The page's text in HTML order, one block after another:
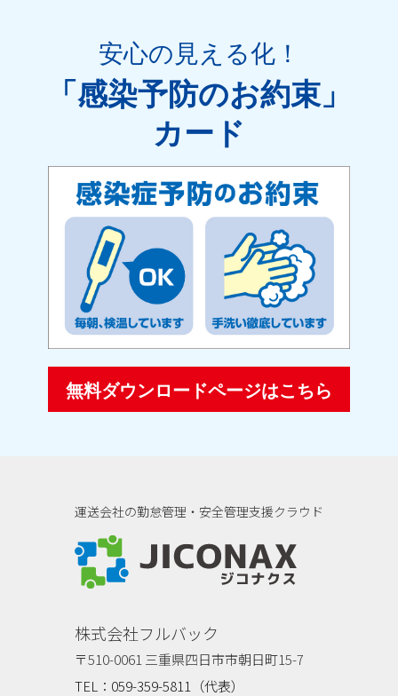
安心の見える化！
「感染予防のお約束」
カード
無料ダウンロードページはこちら
運送会社の勤怠管理・安全管理支援クラウド
株式会社フルバック
〒510-0061 三重県四日市市朝日町15-7
TEL：059-359-5811（代表）